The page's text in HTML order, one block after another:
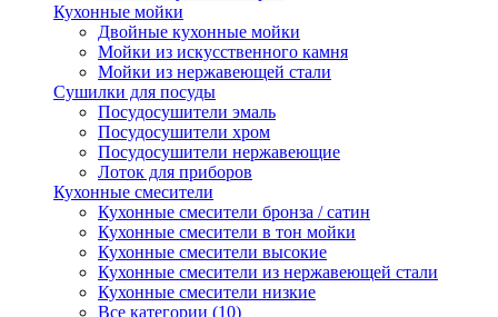
Кухонные мойки
Двойные кухонные мойки
Мойки из искусственного камня
Мойки из нержавеющей стали
Сушилки для посуды
Посудосушители эмаль
Посудосушители хром
Посудосушители нержавеющие
Лоток для приборов
Кухонные смесители
Кухонные смесители бронза / сатин
Кухонные смесители в тон мойки
Кухонные смесители высокие
Кухонные смесители из нержавеющей стали
Кухонные смесители низкие
Все категории (10)